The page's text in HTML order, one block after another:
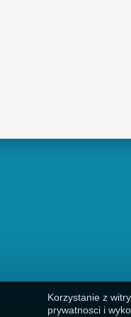
Korzystanie z
prywatnosci i